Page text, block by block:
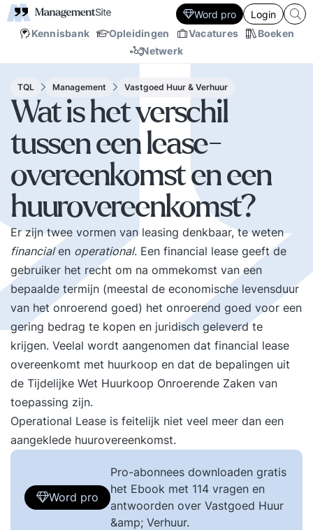
Kennisbank Opleidingen Vacatures
Boeken
Netwerk
Word pro Login
TQL Management Vastgoed Huur & Verhuur
Wat is het verschil
tussen een lease-
overeenkomst en een
huurovereenkomst?
Er zijn twee vormen van leasing denkbaar, te weten
financialen operational. Een financial lease geeft de
gebruiker het recht om na ommekomst van een
bepaalde termijn (meestal de economische levensduur
van het onroerend goed) het onroerend goed voor een
gering bedrag te kopen en juridisch geleverd te
krijgen. Veelal wordt aangenomen dat financial lease
overeenkomt met huurkoop en dat de bepalingen uit
de Tijdelijke Wet Huurkoop Onroerende Zaken van
toepassing zijn.
Operational Lease is feitelijk niet veel meer dan een
aangeklede huurovereenkomst.
Word pro
Pro-abonnees downloaden gratis
het Ebook met 114 vragen en
antwoorden over Vastgoed Huur
&amp; Verhuur.